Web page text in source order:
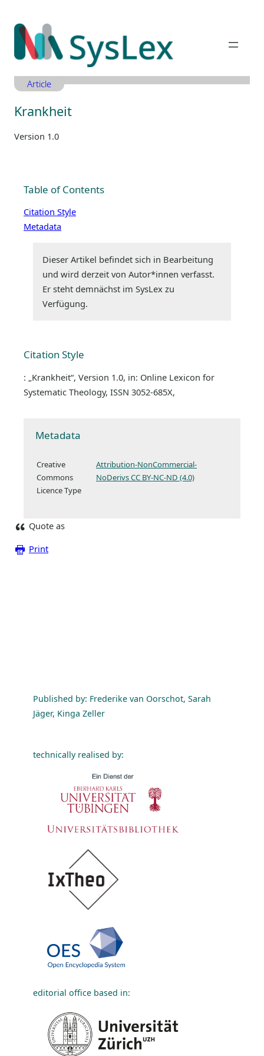
Inhalt
springen
Article
Krankheit
Version 1.0
Table of Contents
Citation Style
Metadata
Dieser Artikel befindet sich in Bearbeitung
und wird derzeit von Autor*innen verfasst.
Er steht demnächst im SysLex zu
Verfügung.
Citation Style
: „Krankheit“, Version 1.0, in: Online Lexicon for
Systematic Theology, ISSN 3052-685X,
Metadata
Creative
Commons
Licence Type
Attribution-NonCommercial-
NoDerivs CC BY-NC-ND (4.0)
Quote as
Print
Published by: Frederike van Oorschot, Sarah
Jäger, Kinga Zeller
technically realised by:
editorial office based in: